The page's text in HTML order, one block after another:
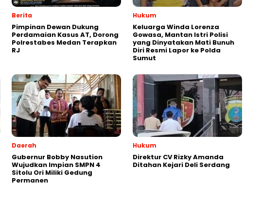
Berita
Pimpinan Dewan Dukung
Perdamaian Kasus AT, Dorong
Polrestabes Medan Terapkan
RJ
Hukum
Keluarga Winda Lorenza
Gowasa, Mantan Istri Polisi
yang Dinyatakan Mati Bunuh
Diri Resmi Lapor ke Polda
Sumut
Daerah
Gubernur Bobby Nasution
Wujudkan Impian SMPN 4
Sitolu Ori Miliki Gedung
Permanen
Hukum
Direktur CV Rizky Amanda
Ditahan Kejari Deli Serdang